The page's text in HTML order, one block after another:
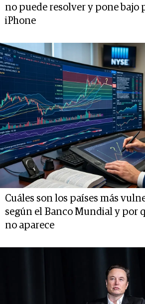
no puede resolver y pone bajo
iPhone
Cuáles son los países más
según el Banco Mundial y por
no aparece